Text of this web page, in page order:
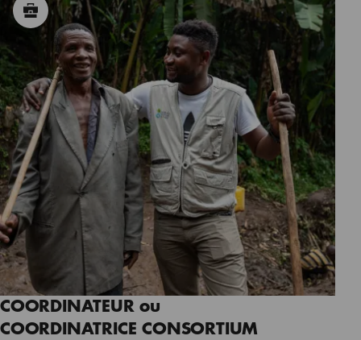
COORDINATEUR ou
COORDINATRICE CONSORTIUM